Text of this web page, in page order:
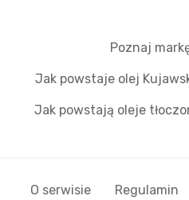
Poznaj
Jak powstaje olej
Jak powstają oleje
O serwisie Regulamin